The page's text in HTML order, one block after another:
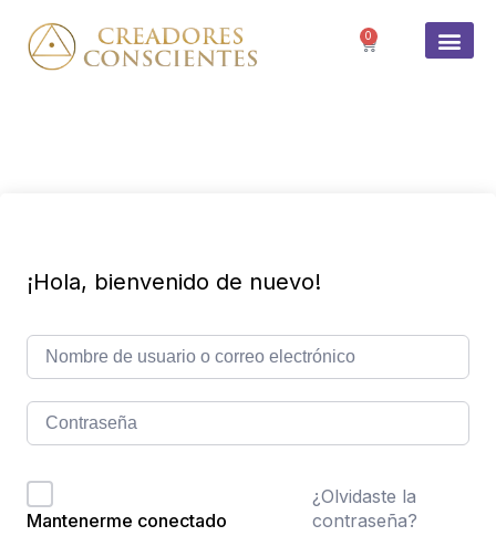
0
¡Hola, bienvenido de nuevo!
Mantenerme conectado
¿Olvidaste la
contraseña?